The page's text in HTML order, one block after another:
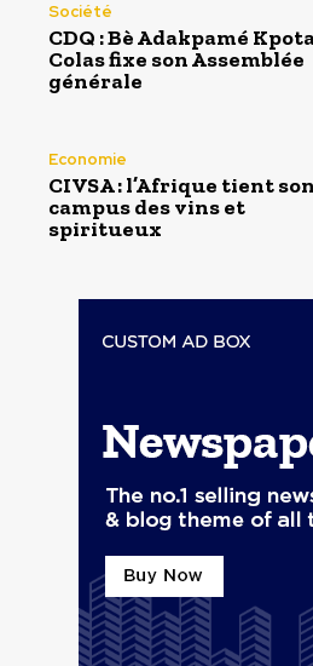
Société
CDQ : Bè Adakpamé
Colas fixe son Assemblée
générale
Economie
CIVSA : l’Afrique tient son
campus des vins et
spiritueux